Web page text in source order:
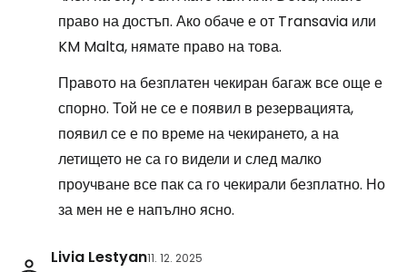
право на достъп. Ако обаче е от Transavia или
KM Malta, нямате право на това.
Правото на безплатен чекиран багаж все още е
спорно. Той не се е появил в резервацията,
появил се е по време на чекирането, а на
летището не са го видели и след малко
проучване все пак са го чекирали безплатно. Но
за мен не е напълно ясно.
Livia Lestyan11. 12. 2025